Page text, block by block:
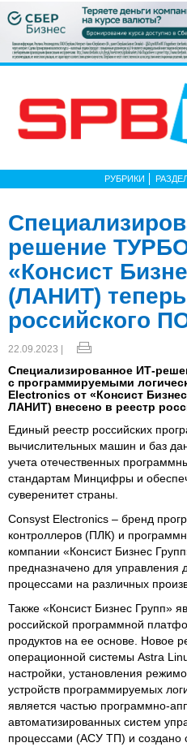
РУБРИКИ
решение
«Консист
(ЛАНИТ)
российского
22.09.2023 |
Специализированное ИТ-
с программируемыми
Electronics от «Консист
ЛАНИТ) внесено в реестр
Единый реестр российских
вычислительных машин и баз
учета отечественных
стандартам Минцифры и
суверенитет страны.
Consyst Electronics – бренд
контроллеров (ПЛК) и
компании «Консист Бизнес
предназначено для
процессами на различных
Также «Консист Бизнес Групп»
российской программной
продуктов на ее основе.
операционной системы Astra
настройки, установления
устройств программируемых
является частью программно-
автоматизированных систем
процессами (АСУ ТП) и создано